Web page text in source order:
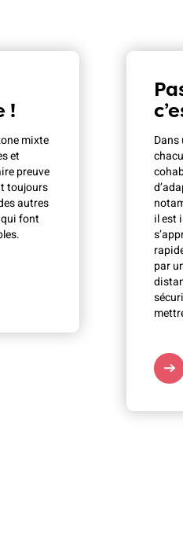
!
mixte
et
preuve
toujours
autres
qui font
Dans
il est
par